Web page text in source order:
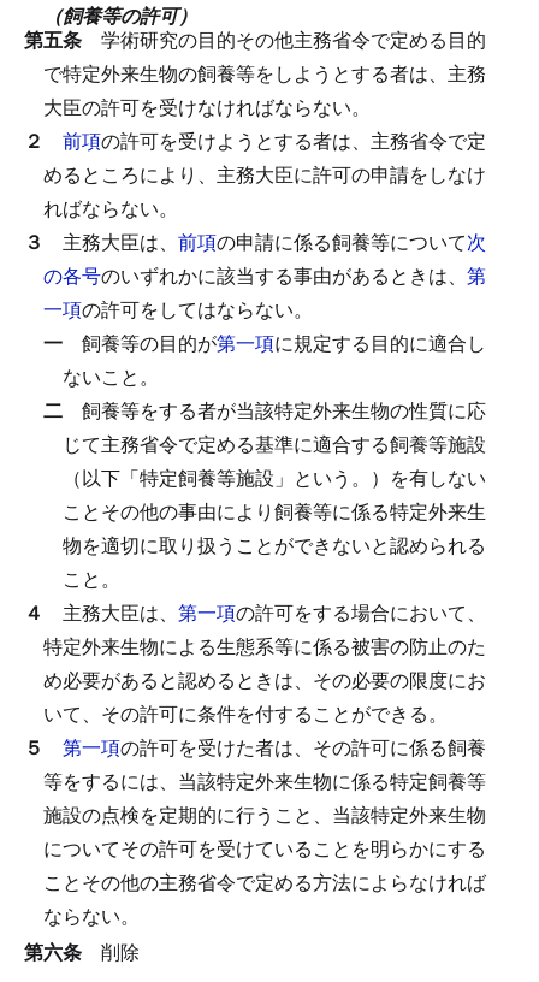
（飼養等の許可）
第五条 学術研究の目的その他主務省令で定める目的
で特定外来生物の飼養等をしようとする者は、主務
大臣の許可を受けなければならない。
２ 前項の許可を受けようとする者は、主務省令で定
めるところにより、主務大臣に許可の申請をしなけ
ればならない。
３ 主務大臣は、 前項の申請に係る飼養等について次
の各号のいずれかに該当する事由があるときは、 第
一項の許可をしてはならない。
一 飼養等の目的が第一項に規定する目的に適合し
ないこと。
二 飼養等をする者が当該特定外来生物の性質に応
じて主務省令で定める基準に適合する飼養等施設
（以下「特定飼養等施設」という。）を有しない
ことその他の事由により飼養等に係る特定外来生
物を適切に取り扱うことができないと認められる
こと。
４ 主務大臣は、 第一項の許可をする場合において、
特定外来生物による生態系等に係る被害の防止のた
め必要があると認めるときは、その必要の限度にお
いて、その許可に条件を付することができる。
５ 第一項の許可を受けた者は、その許可に係る飼養
等をするには、当該特定外来生物に係る特定飼養等
施設の点検を定期的に行うこと、当該特定外来生物
についてその許可を受けていることを明らかにする
ことその他の主務省令で定める方法によらなければ
ならない。
第六条 削除